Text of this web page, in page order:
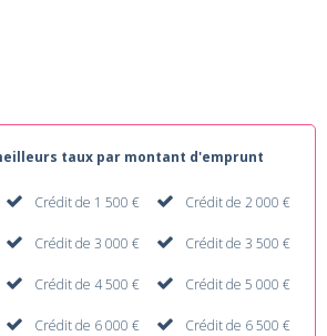
taux par montant d'emprunt
Crédit de 1 500 € Crédit de 2 000 €
Crédit de 3 000 € Crédit de 3 500 €
Crédit de 4 500 € Crédit de 5 000 €
Crédit de 6 000 € Crédit de 6 500 €